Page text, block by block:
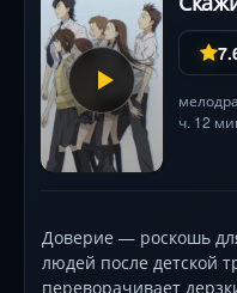
ч. 12
Доверие — роскошь
людей после детской
переворачивает